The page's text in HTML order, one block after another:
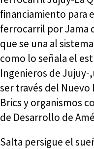
financiamiento para
ferrocarril por Jama
que se una al
como lo señala el
Ingenieros de
ser través del
Brics y organismos
de Desarrollo de
Salta persigue el